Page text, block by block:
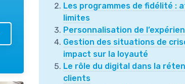
Les programmes de fidélité :
limites
Personnalisation de
Gestion des situations de
impact sur la loyauté
Le rôle du digital dans la
clients